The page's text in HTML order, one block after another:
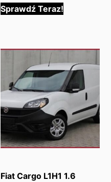
Sprawdź Teraz!
Fiat Cargo L1H1 1.6